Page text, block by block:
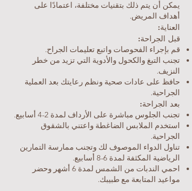
يمكن أن يتم ذلك بتقنيات مختلفة، اعتمادًا على
أهداف المريض.
العناية:
قبل الجراحة:
قم بإجراء الفحوصات واتبع تعليمات الجراح.
تجنب التبغ والكحول والأدوية التي تزيد من خطر
النزيف.
حافظ على عادات صحية ونظم رعايتك بعد العملية
الجراحية.
بعد الجراحة:
تجنب الجلوس مباشرة على الأرداف لمدة 2-4 أسابيع.
استخدم الملابس الضاغطة واعتني بالشقوق
الجراحية.
تناول الدواء الموصوف لك وتجنب ممارسة التمارين
الرياضية المكثفة لمدة 6-8 أسابيع.
احمي الندبات من الشمس لمدة 6 أشهر وحضر
مواعيد المتابعة مع طبيبك.